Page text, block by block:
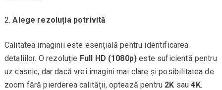
Alege rezoluția potrivită
Calitatea imaginii este esențială pentru identificarea
detaliilor. O rezoluție Full HD (1080p) este suficientă pentru
uz casnic, dar dacă vrei imagini mai clare și posibilitatea de
zoom fără pierderea calității, optează pentru 2K sau4K.